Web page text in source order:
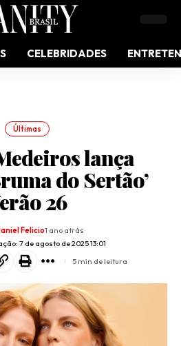
CELEBRIDADES
Últimas
lança
do Sertão’
26
7 de agosto de 2025 13:01
Felicio1 ano atrás
5 min de leitura